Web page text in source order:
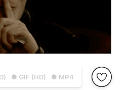
● GIF (HD) ● MP4